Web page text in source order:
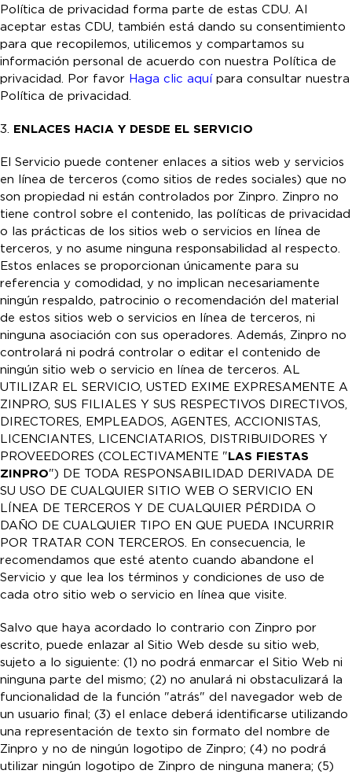
Política de privacidad forma parte de estas CDU. Al
aceptar estas CDU, también está dando su consentimiento
para que recopilemos, utilicemos y compartamos su
información personal de acuerdo con nuestra Política de
privacidad. Por favor Haga clic aquípara consultar nuestra
Política de privacidad.
3. ENLACES HACIA Y DESDE EL SERVICIO
El Servicio puede contener enlaces a sitios web y servicios
en línea de terceros (como sitios de redes sociales) que no
son propiedad ni están controlados por Zinpro. Zinpro no
tiene control sobre el contenido, las políticas de privacidad
o las prácticas de los sitios web o servicios en línea de
terceros, y no asume ninguna responsabilidad al respecto.
Estos enlaces se proporcionan únicamente para su
referencia y comodidad, y no implican necesariamente
ningún respaldo, patrocinio o recomendación del material
de estos sitios web o servicios en línea de terceros, ni
ninguna asociación con sus operadores. Además, Zinpro no
controlará ni podrá controlar o editar el contenido de
ningún sitio web o servicio en línea de terceros. AL
UTILIZAR EL SERVICIO, USTED EXIME EXPRESAMENTE A
ZINPRO, SUS FILIALES Y SUS RESPECTIVOS DIRECTIVOS,
DIRECTORES, EMPLEADOS, AGENTES, ACCIONISTAS,
LICENCIANTES, LICENCIATARIOS, DISTRIBUIDORES Y
PROVEEDORES (COLECTIVAMENTE "LAS FIESTAS
ZINPRO") DE TODA RESPONSABILIDAD DERIVADA DE
SU USO DE CUALQUIER SITIO WEB O SERVICIO EN
LÍNEA DE TERCEROS Y DE CUALQUIER PÉRDIDA O
DAÑO DE CUALQUIER TIPO EN QUE PUEDA INCURRIR
POR TRATAR CON TERCEROS. En consecuencia, le
recomendamos que esté atento cuando abandone el
Servicio y que lea los términos y condiciones de uso de
cada otro sitio web o servicio en línea que visite.
Salvo que haya acordado lo contrario con Zinpro por
escrito, puede enlazar al Sitio Web desde su sitio web,
sujeto a lo siguiente: (1) no podrá enmarcar el Sitio Web ni
ninguna parte del mismo; (2) no anulará ni obstaculizará la
funcionalidad de la función "atrás" del navegador web de
un usuario final; (3) el enlace deberá identificarse utilizando
una representación de texto sin formato del nombre de
Zinpro y no de ningún logotipo de Zinpro; (4) no podrá
utilizar ningún logotipo de Zinpro de ninguna manera; (5)